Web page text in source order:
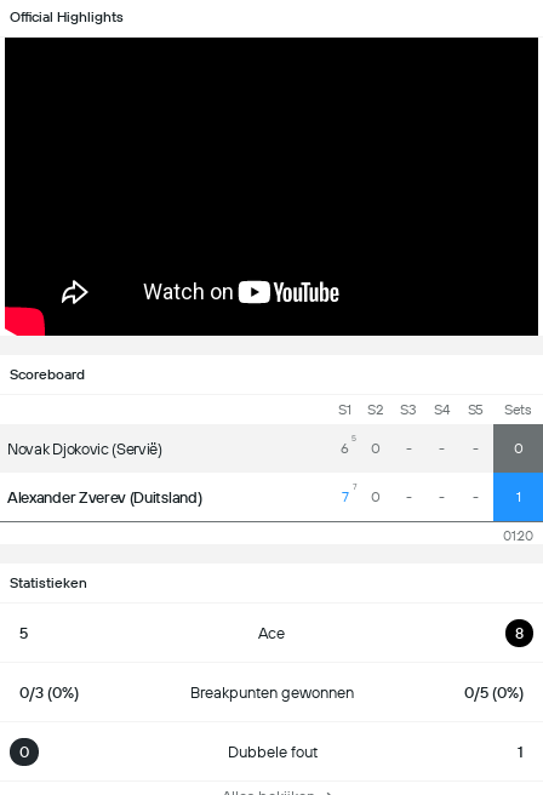
Official Highlights
Scoreboard
S1 S2 S3 S4 S5 Sets
Novak Djokovic (Servië) 6
5
0 - - - 0
Alexander Zverev (Duitsland) 7
7
0 - - - 1
01:20
Statistieken
5 Ace 8
0/3 (0%) Breakpunten gewonnen 0/5 (0%)
0 Dubbele fout 1